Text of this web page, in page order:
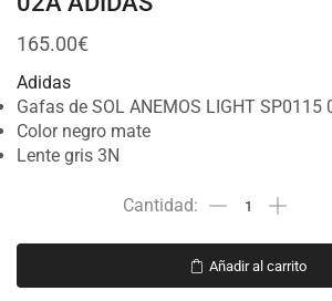
165.00€
Adidas
Gafas de SOL ANEMOS LIGHT SP0115
Color negro mate
Lente gris 3N
Añadir al carrito